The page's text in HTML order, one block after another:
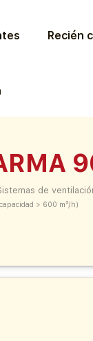
Recién
de
> 600 m³/h)